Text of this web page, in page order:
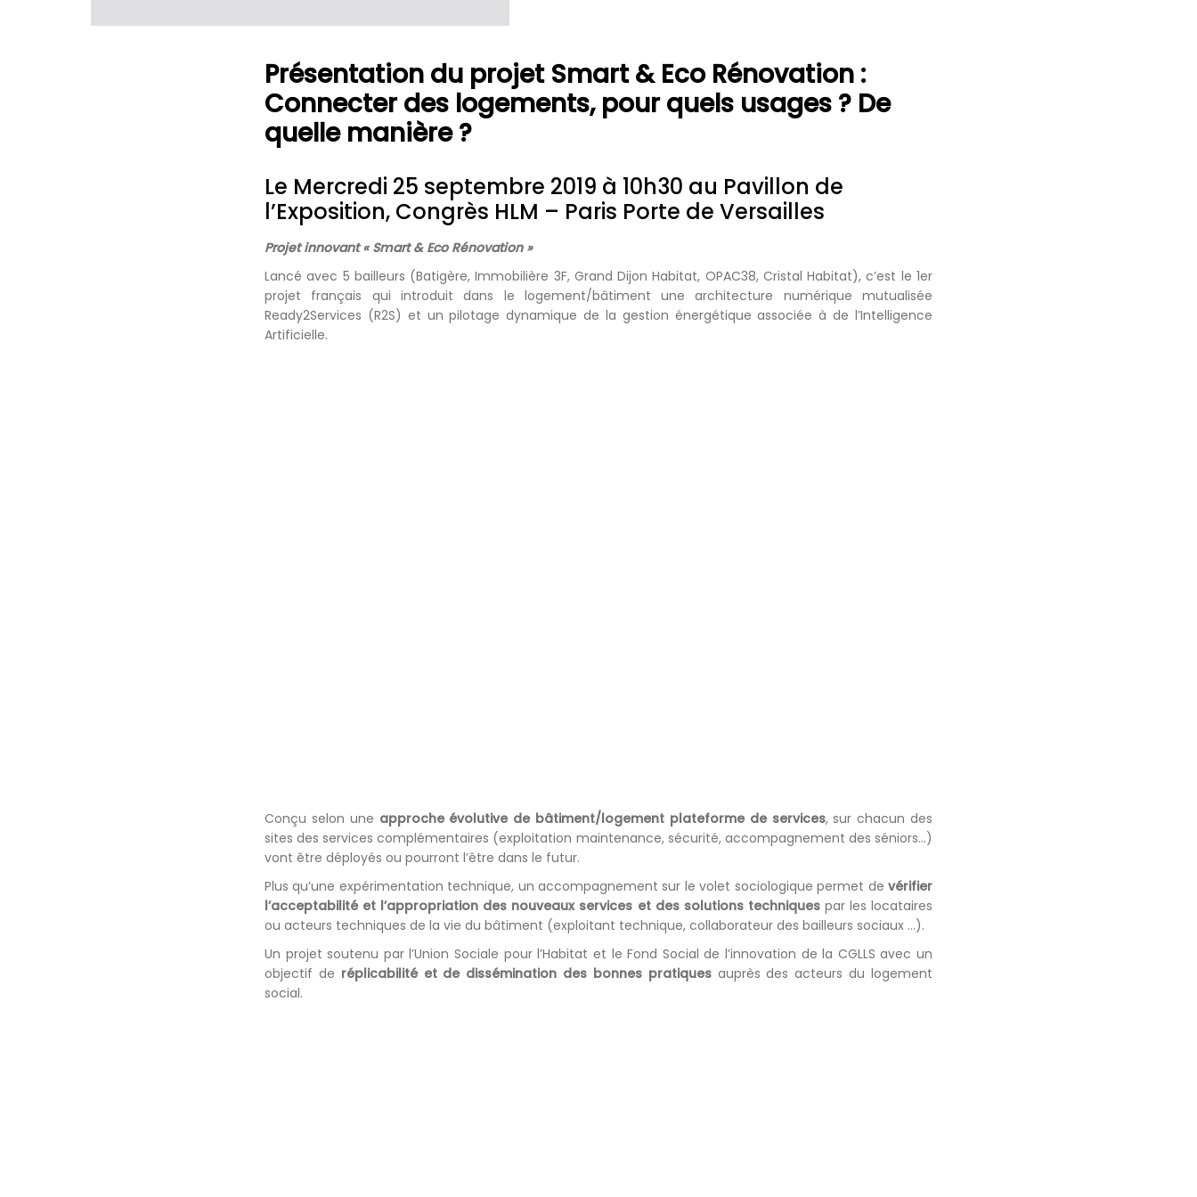
Présentation du projet Smart & Eco Rénovation :
Connecter des logements, pour quels usages ? De
quelle manière ?
Le Mercredi 25 septembre 2019 à 10h30 au Pavillon de
l’Exposition, Congrès HLM – Paris Porte de Versailles
Projet innovant « Smart & Eco Rénovation »
Lancé avec 5 bailleurs (Batigère, Immobilière 3F, Grand Dijon Habitat, OPAC38, Cristal Habitat), c’est le 1er
projet français qui introduit dans le logement/bâtiment une architecture numérique mutualisée
Ready2Services (R2S) et un pilotage dynamique de la gestion énergétique associée à de l’Intelligence
Artificielle.
Conçu selon une approche évolutive de bâtiment/logement plateforme de services, sur chacun des
sites des services complémentaires (exploitation maintenance, sécurité, accompagnement des séniors…)
vont être déployés ou pourront l’être dans le futur.
Plus qu’une expérimentation technique, un accompagnement sur le volet sociologique permet de vérifier
l’acceptabilité et l’appropriation des nouveaux services et des solutions techniquespar les locataires
ou acteurs techniques de la vie du bâtiment (exploitant technique, collaborateur des bailleurs sociaux …).
Un projet soutenu par l’Union Sociale pour l’Habitat et le Fond Social de l’innovation de la CGLLS avec un
objectif de réplicabilité et de dissémination des bonnes pratiquesauprès des acteurs du logement
social.